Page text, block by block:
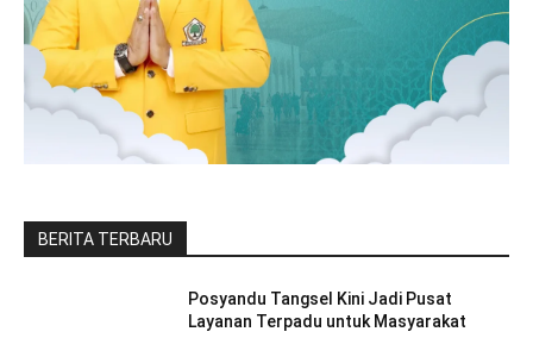
BERITA TERBARU
Posyandu Tangsel Kini Jadi Pusat
Layanan Terpadu untuk Masyarakat